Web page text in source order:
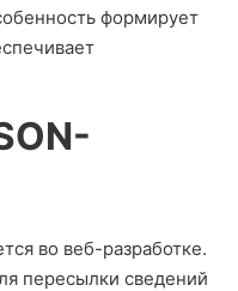
формирует
во веб-разработке.
пересылки сведений